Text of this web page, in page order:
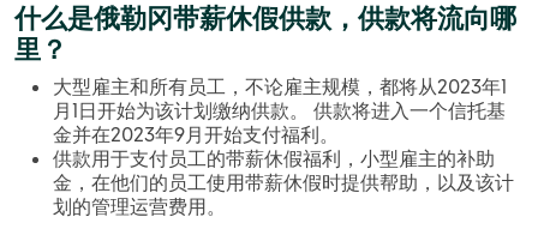
什么是俄勒冈带薪休假供款，供款将流向哪
里？
大型雇主和所有员工，不论雇主规模，都将从2023年1
月1日开始为该计划缴纳供款。 供款将进入一个信托基
金并在2023年9月开始支付福利。
供款用于支付员工的带薪休假福利，小型雇主的补助
金，在他们的员工使用带薪休假时提供帮助，以及该计
划的管理运营费用。